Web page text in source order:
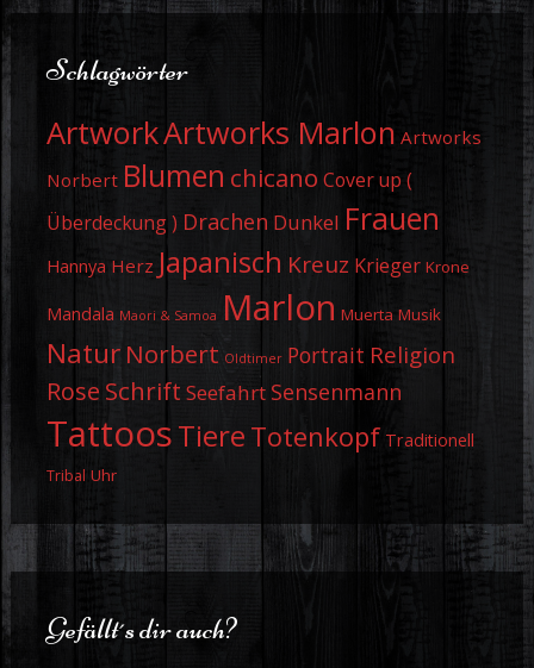
Schlagwörter
ArtworkArtworks Marlon Artworks
Norbert Blumen chicano Cover up (
Überdeckung ) Drachen Dunkel Frauen
Hannya Herz Japanisch Kreuz Krieger Krone
Mandala Maori & Samoa Marlon Muerta Musik
Natur Norbert Oldtimer Portrait Religion
Rose Schrift Seefahrt Sensenmann
TattoosTiere Totenkopf Traditionell
Tribal Uhr
Gefällt´s dir auch?